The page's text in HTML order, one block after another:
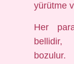
yürütme
Her
bellidir,
bozulur.